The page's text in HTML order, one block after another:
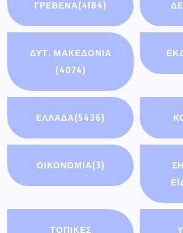
ΓΡΕΒΕΝΑ(4184)
ΔΥΤ. ΜΑΚΕΔΟΝΙΑ
(4074)
ΕΛΛΑΔΑ(5436)
ΟΙΚΟΝΟΜΊΑ(3)
ΤΟΠΙΚΕΣ